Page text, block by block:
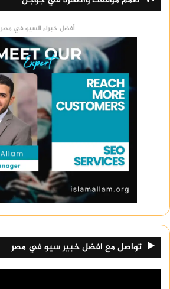
أفضل خبراء السيو في مصر
تواصل مع افضل خبير سيو في مصر